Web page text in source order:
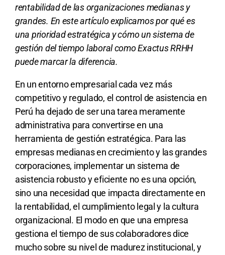
rentabilidad de las organizaciones medianas y
grandes. En este artículo explicamos por qué es
una prioridad estratégica y cómo un sistema de
gestión del tiempo laboral como Exactus RRHH
puede marcar la diferencia.
En un entorno empresarial cada vez más
competitivo y regulado, el control de asistencia en
Perú ha dejado de ser una tarea meramente
administrativa para convertirse en una
herramienta de gestión estratégica. Para las
empresas medianas en crecimiento y las grandes
corporaciones, implementar un sistema de
asistencia robusto y eficiente no es una opción,
sino una necesidad que impacta directamente en
la rentabilidad, el cumplimiento legal y la cultura
organizacional. El modo en que una empresa
gestiona el tiempo de sus colaboradores dice
mucho sobre su nivel de madurez institucional, y